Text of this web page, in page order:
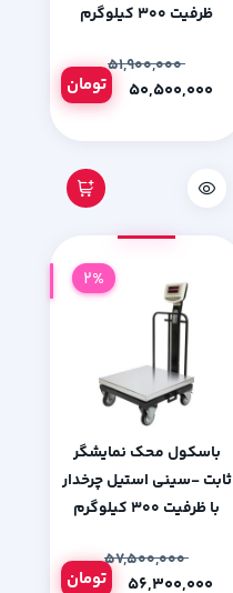
ظرفیت 300 کیلوگرم
۵۱,۹۰۰,۰۰۰
تومان
باسکول محک نمایشگر
ثابت -سینی استیل چرخدار
با ظرفیت 300 کیلوگرم
۵۷,۵۰۰,۰۰۰
تومان
2%